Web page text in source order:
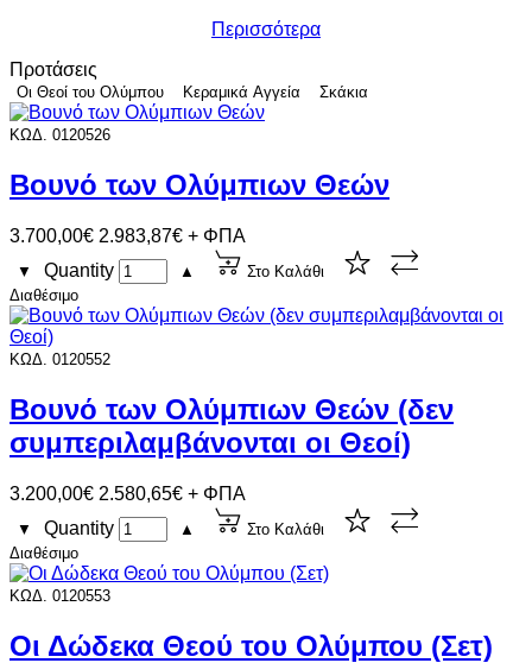
Περισσότερα
Προτάσεις
Οι Θεοί του Ολύμπου Κεραμικά Αγγεία Σκάκια
ΚΩΔ. 0120526
Βουνό των Ολύμπιων Θεών
3.700,00€ 2.983,87€ + ΦΠΑ
▼ Quantity ▲
Στο Καλάθι
Διαθέσιμο
ΚΩΔ. 0120552
Βουνό των Ολύμπιων Θεών (δεν
συμπεριλαμβάνονται οι Θεοί)
3.200,00€ 2.580,65€ + ΦΠΑ
▼ Quantity ▲
Στο Καλάθι
Διαθέσιμο
ΚΩΔ. 0120553
Οι Δώδεκα Θεού του Ολύμπου (Σετ)